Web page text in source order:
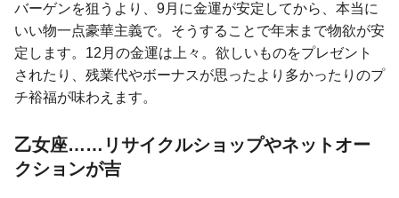
バーゲンを狙うより、9月に金運が安定してから、本当に
いい物一点豪華主義で。そうすることで年末まで物欲が安
定します。12月の金運は上々。欲しいものをプレゼント
されたり、残業代やボーナスが思ったより多かったりのプ
チ裕福が味わえます。
乙女座……リサイクルショップやネットオー
クションが吉